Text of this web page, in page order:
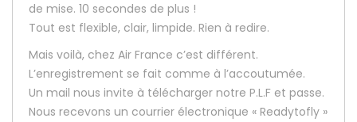
de mise. 10 secondes de plus !
Tout est flexible, clair, limpide. Rien à redire.
Mais voilà, chez Air France c’est différent.
L’enregistrement se fait comme à l’accoutumée.
Un mail nous invite à télécharger notre P.L.F et passe.
Nous recevons un courrier électronique « Readytofly »